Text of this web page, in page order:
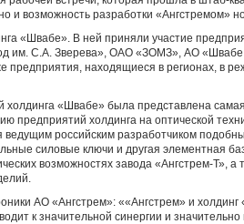
и возможность разработки «Ангстремом»
«Швабе». В ней приняли участие
им. С.А. Зверева», ОАО «ЗОМЗ», АО
находящиеся в регионах, в
«Швабе» была представлена
предприятий холдинга на оптической
ведущим российским разработчиком
силовые ключи и другая элементная
возможностях завода «Ангстрем-Т»,
АО «Ангстрем»: ««Ангстрем» и
к значительной синергии и